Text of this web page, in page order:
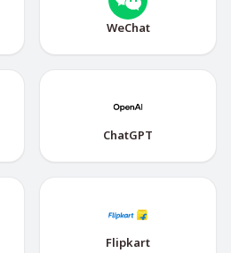
WeChat
ChatGPT
Flipkart